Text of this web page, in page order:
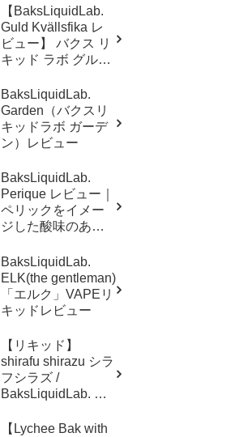
端児！
【BaksLiquidLab.
Guld Kvällsfika レ
ビュー】 バクス リ
キッド ラボ グルド
カ
BaksLiquidLab.
Garden（バクスリ
キッドラボ ガーデ
ン）レビュー
BaksLiquidLab.
Perique レビュー｜
ペリックをイメー
ジした酸味のある
ー！
BaksLiquidLab.
ELK(the gentleman)
「エルク」VAPEリ
キッドレビュー
【リキッド】
shirafu shirazu シラ
フシラズ /
BaksLiquidLab. バ
レビュー
【Lychee Bak with